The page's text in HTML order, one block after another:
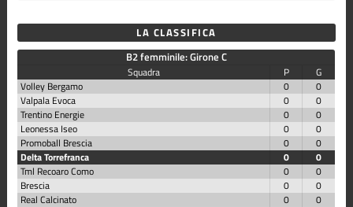
LA CLASSIFICA
B2 femminile: Girone C
Squadra P
G
Volley Bergamo
0
0
Valpala Evoca
0
0
Trentino Energie
0
0
Leonessa Iseo
0
0
Promoball Brescia
0
0
Delta Torrefranca
0
0
Tml Recoaro Como
0
0
Brescia
0
0
Real Calcinato
0
0